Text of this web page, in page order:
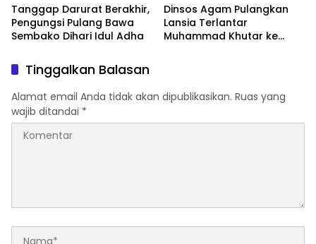
Tanggap Darurat Berakhir,
Pengungsi Pulang Bawa
Sembako Dihari Idul Adha
Dinsos Agam Pulangkan
Lansia Terlantar
Muhammad Khutar ke
Tinggalkan Balasan
Alamat email Anda tidak akan dipublikasikan. Ruas yang
wajib ditandai *